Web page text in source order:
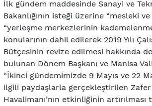
İlk gündem maddesinde Sanayi ve
Bakanlığının isteği üzerine “mesleki
“yerleşme merkezlerinin
konularının dahil edilerek 2019 Yılı
Bütçesinin revize edilmesi hakkında
bulunan Dönem Başkanı ve Manisa
“İkinci gündemimizde 9 Mayıs ve 22
ilgili paydaşlarla gerçekleştirilen Zafer
Havalimanı’nın etkinliğinin artırılması